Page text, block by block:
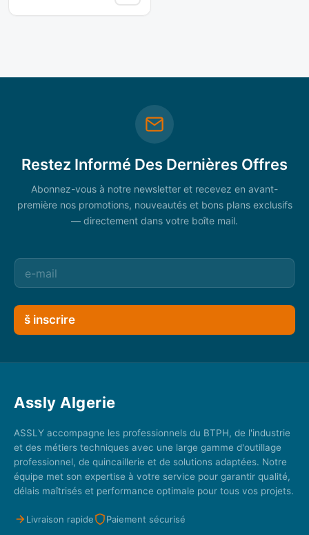
Restez Informé Des Dernières Offres
Abonnez-vous à notre newsletter et recevez en avant-
première nos promotions, nouveautés et bons plans exclusifs
— directement dans votre boîte mail.
š inscrire
Assly Algerie
ASSLY accompagne les professionnels du BTPH, de l'industrie
et des métiers techniques avec une large gamme d'outillage
professionnel, de quincaillerie et de solutions adaptées. Notre
équipe met son expertise à votre service pour garantir qualité,
délais maîtrisés et performance optimale pour tous vos projets.
Livraison rapide Paiement sécurisé